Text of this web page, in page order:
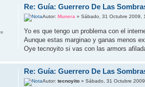
Re: Guía: Guerrero De Las
Autor:Munera » Sábado, 31 Octubre 2009,
Yo es que tengo un problema con el
Aunque estas marginao y ganas menos
Oye tecnoyito si vas con las armors
Re: Guía: Guerrero De Las
Autor:tecnoyito » Sábado, 31 Octubre